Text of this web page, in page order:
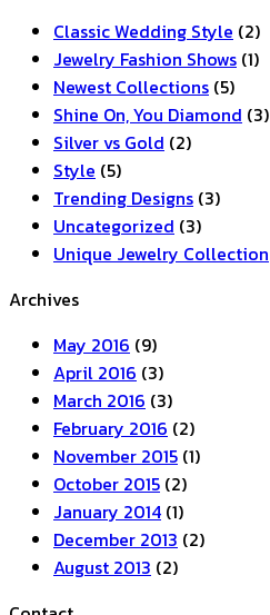
Classic Wedding Style (2)
Jewelry Fashion Shows (1)
Newest Collections (5)
Shine On, You Diamond (3)
Silver vs Gold (2)
Style (5)
Trending Designs (3)
Uncategorized (3)
Unique Jewelry Collection
Archives
May 2016 (9)
April 2016 (3)
March 2016 (3)
February 2016 (2)
November 2015 (1)
October 2015 (2)
January 2014 (1)
December 2013 (2)
August 2013 (2)